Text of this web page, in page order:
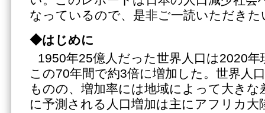
なっているので、是非ご一読いただきた
◆はじめに
1950年25億人だった世界人口は2020
この70年間で約3倍に増加した。世界人
ものの、増加率には地域によって大き
に予測される人口増加は主にアフリカ大